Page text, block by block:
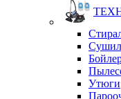
Утюги